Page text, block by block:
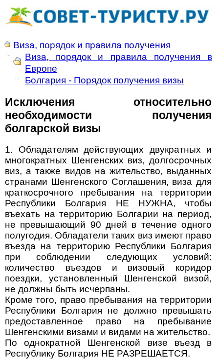
Виза, порядок и правила получения
Виза, порядок и правила получения в
Европе
Болгария - Порядок получения визы
Исключения относительно
необходимости получения
болгарской визы
1. Обладателям действующих двукратных и
многократных Шенгенских виз, долгосрочных
виз, а также видов на жительство, выданных
странами Шенгенского Соглашения, виза для
краткосрочного пребывания на территории
Республики Болгария НЕ НУЖНА, чтобы
въехать на территорию Болгарии на период,
не превышающий 90 дней в течение одного
полугодия. Обладатели таких виз имеют право
въезда на территорию Республики Болгария
при соблюдении следующих условий:
количество въездов и визовый коридор
поездки, установленный Шенгенской визой,
не должны быть исчерпаны.
Кроме того, право пребывания на территории
Республики Болгария не должно превышать
предоставленное право на пребывание
Шенгенскими визами и видами на жительство.
По однократной Шенгенской визе въезд в
Республику Болгария НЕ РАЗРЕШАЕТСЯ.